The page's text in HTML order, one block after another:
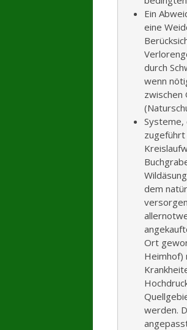
Ein
eine
durch
wenn
zwischen
Systeme,
zugeführt
dem
Ort
Heimhof)
werden.